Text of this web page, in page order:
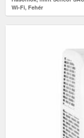
Wi-Fi, Fehér